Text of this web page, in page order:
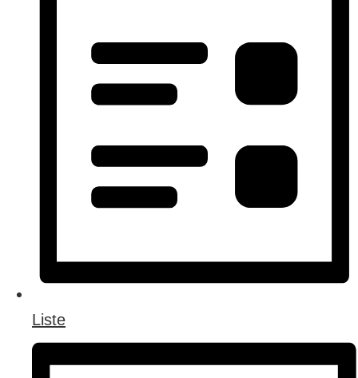
Liste